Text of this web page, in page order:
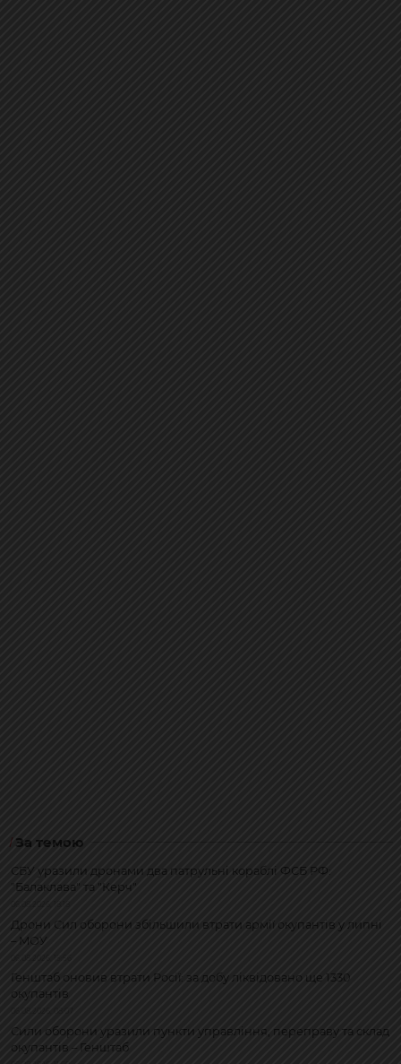
За темою
СБУ уразили дронами два патрульні кораблі ФСБ РФ:
"Балаклава" та "Керч"
Дрони Сил оборони збільшили втрати армії окупантів у липні
– МОУ
Генштаб оновив втрати Росії: за добу ліквідовано ще 1330
окупантів
Сили оборони уразили пункти управління, переправу та склад
окупантів – Генштаб